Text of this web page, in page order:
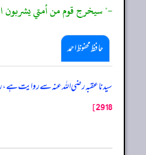
-" سيخرج قوم من أمتي يشربون
حافظ محفوظ احمد
سیدنا عقبہ رضی اللہ عنہ سے روایت ہے،
2918]